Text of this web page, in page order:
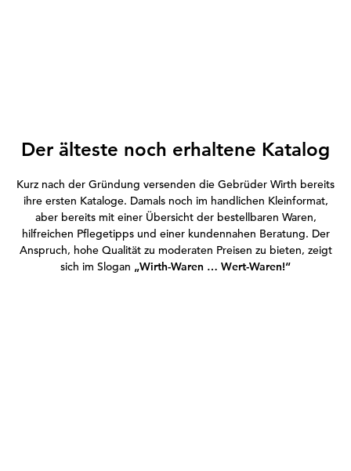
Der älteste noch erhaltene Katalog
Kurz nach der Gründung versenden die Gebrüder Wirth bereits
ihre ersten Kataloge. Damals noch im handlichen Kleinformat,
aber bereits mit einer Übersicht der bestellbaren Waren,
hilfreichen Pflegetipps und einer kundennahen Beratung. Der
Anspruch, hohe Qualität zu moderaten Preisen zu bieten, zeigt
sich im Slogan „Wirth-Waren … Wert-Waren!“